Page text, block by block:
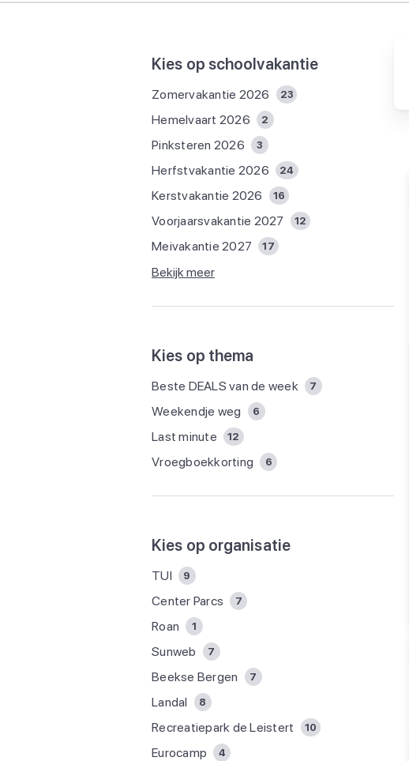
Kies op schoolvakantie
Zomervakantie 2026 23
Hemelvaart 2026 2
Pinksteren 2026 3
Herfstvakantie 2026 24
Kerstvakantie 2026 16
Voorjaarsvakantie 2027 12
Meivakantie 2027 17
Bekijk meer
Kies op thema
Beste DEALS van de week 7
Weekendje weg 6
Last minute 12
Vroegboekkorting 6
Kies op organisatie
TUI 9
Center Parcs 7
Roan 1
Sunweb 7
Beekse Bergen 7
Landal 8
Recreatiepark de Leistert 10
Eurocamp 4